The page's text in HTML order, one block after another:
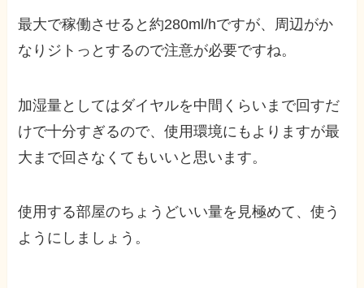
最大で稼働させると約280ml/hですが、周辺がか
なりジトっとするので注意が必要ですね。
加湿量としてはダイヤルを中間くらいまで回すだ
けで十分すぎるので、使用環境にもよりますが最
大まで回さなくてもいいと思います。
使用する部屋のちょうどいい量を見極めて、使う
ようにしましょう。